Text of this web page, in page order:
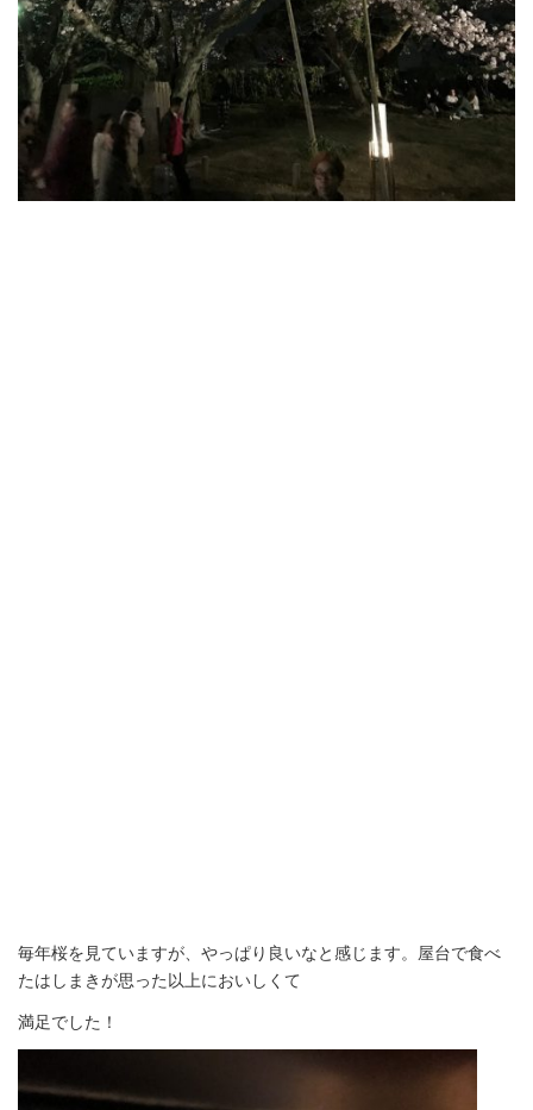
毎年桜を見ていますが、やっぱり良いなと感じます。屋台で食べ
たはしまきが思った以上においしくて
満足でした！